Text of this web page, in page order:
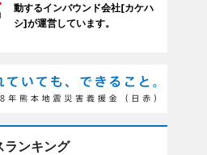
動するインバウンド会社[カケハ
シ]が運営しています。
ランキング